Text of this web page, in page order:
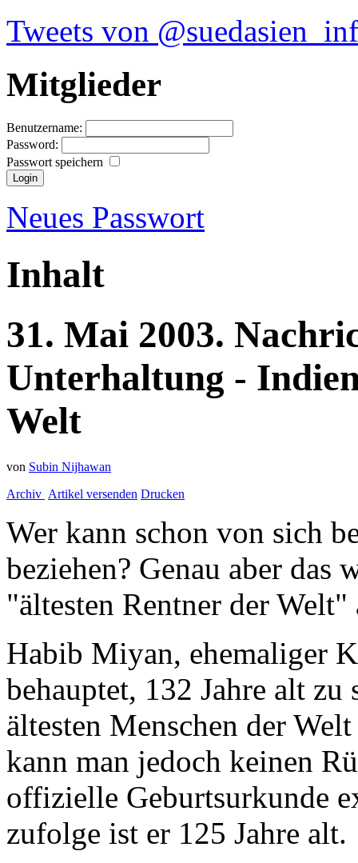
Tweets von
Mitglieder
Benutzername:
Password:
Passwort speichern
Neues Passwort
Inhalt
31. Mai 2003.
Unterhaltung -
Welt
von Subin Nijhawan
Archiv Artikel versenden Drucken
Wer kann schon von sich
beziehen? Genau aber das
"ältesten Rentner der
Habib Miyan, ehemaliger
behauptet, 132 Jahre alt
ältesten Menschen der
kann man jedoch keinen
offizielle Geburtsurkunde
zufolge ist er 125 Jahre alt.